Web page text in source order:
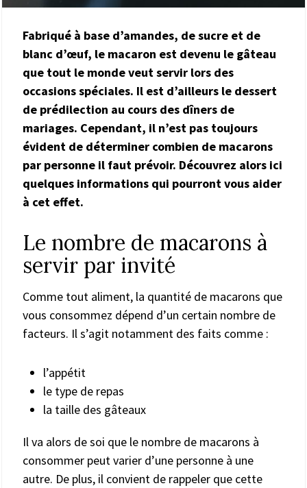
Fabriqué à base d’amandes, de sucre et de
blanc d’œuf, le macaron est devenu le gâteau
que tout le monde veut servir lors des
occasions spéciales. Il est d’ailleurs le dessert
de prédilection au cours des dîners de
mariages. Cependant, il n’est pas toujours
évident de déterminer combien de macarons
par personne il faut prévoir. Découvrez alors ici
quelques informations qui pourront vous aider
à cet effet.
Le nombre de macarons à
servir par invité
Comme tout aliment, la quantité de macarons que
vous consommez dépend d’un certain nombre de
facteurs. Il s’agit notamment des faits comme :
l’appétit
le type de repas
la taille des gâteaux
Il va alors de soi que le nombre de macarons à
consommer peut varier d’une personne à une
autre. De plus, il convient de rappeler que cette